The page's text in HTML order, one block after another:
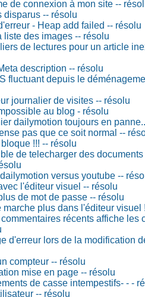
de connexion à mon site --
disparus -- résolu
- Heap add failed -- résolu
liste des images -- résolu
de lectures pour un article
description -- résolu
fluctuant depuis le
journalier de visites -- résolu
au blog - résolu
dailymotion toujours en
pas que ce soit normal --
!!! -- résolu
de telecharger des
versus youtube --
l'éditeur visuel -- résolu
de mot de passe -- résolu
marche plus dans l'éditeur visuel
commentaires récents affiche les
d'erreur lors de la modification
compteur -- résolu
mise en page -- résolu
de casse intempestifs- - -
-- résolu